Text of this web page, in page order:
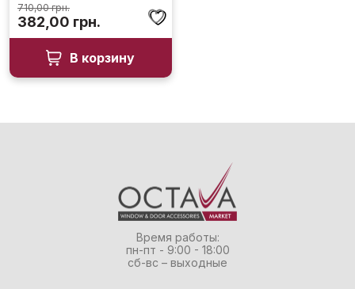
710,00грн.
Первоначальная
цена
составляла
710,00 грн..
382,00 грн. Текущая
цена:
382,00 грн..
В корзину
Время работы:
пн-пт - 9:00 - 18:00
сб-вс – выходные